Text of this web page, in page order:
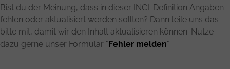
Bist du der Meinung, dass in dieser INCI-Definition Angaben
fehlen oder aktualisiert werden sollten? Dann teile uns das
bitte mit, damit wir den Inhalt aktualisieren können. Nutze
dazu gerne unser Formular "Fehler melden".